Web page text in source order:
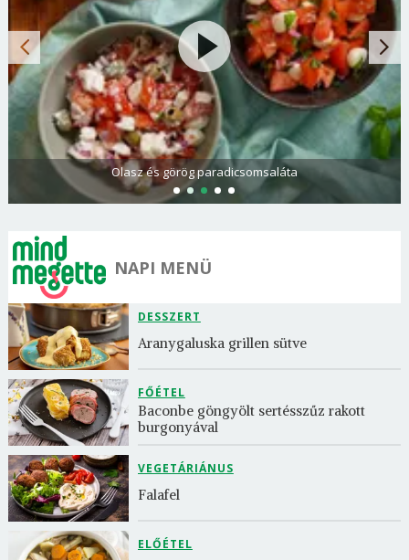
Olasz és görög paradicsomsaláta
NAPI MENÜ
DESSZERT
Aranygaluska grillen sütve
FŐÉTEL
Baconbe göngyölt sertésszűz rakott
burgonyával
VEGETÁRIÁNUS
Falafel
ELŐÉTEL